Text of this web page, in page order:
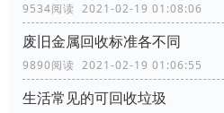
9534阅读 2021-02-19 01:08:06
废旧金属回收标准各不同
9890阅读 2021-02-19 01:06:55
生活常见的可回收垃圾